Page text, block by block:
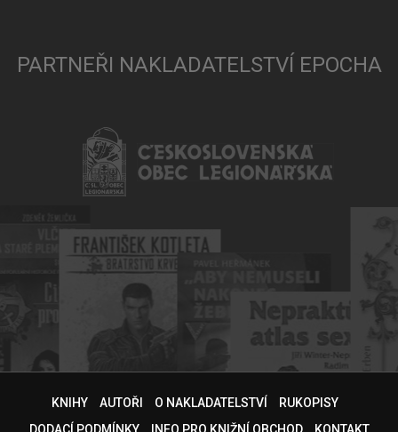
PARTNEŘI NAKLADATELSTVÍ EPOCHA
KNIHY AUTOŘI O NAKLADATELSTVÍ
RUKOPISY